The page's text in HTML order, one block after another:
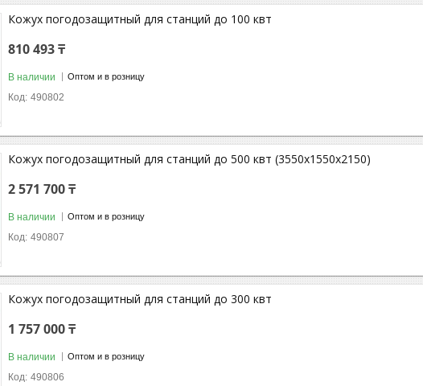
Кожух погодозащитный для станций до 100 квт
810 493 ₸
В наличии Оптом и в розницу
490802
Кожух погодозащитный для станций до 500 квт (3550х1550х2150)
2 571 700 ₸
В наличии Оптом и в розницу
490807
Кожух погодозащитный для станций до 300 квт
1 757 000 ₸
В наличии Оптом и в розницу
490806